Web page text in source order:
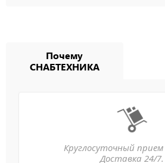
Почему
СНАБТЕХНИКА
Круглосуточный прием
Доставка 24/7.